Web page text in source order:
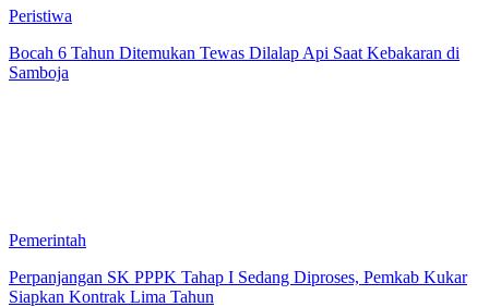
Peristiwa
Bocah 6 Tahun Ditemukan Tewas Dilalap Api Saat Kebakaran di
Samboja
Pemerintah
Perpanjangan SK PPPK Tahap I Sedang Diproses, Pemkab Kukar
Siapkan Kontrak Lima Tahun